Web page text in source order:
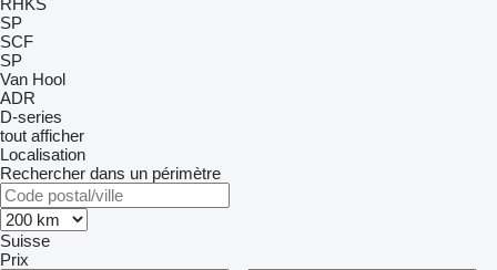
RHKS
SP
SCF
SP
Van Hool
ADR
D-series
tout afficher
Localisation
Rechercher dans un périmètre
Suisse
Prix